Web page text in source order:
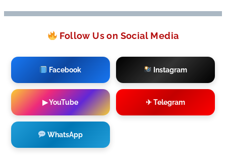
Follow Us on Social Media
Facebook Instagram
▶ YouTube ✈ Telegram
WhatsApp